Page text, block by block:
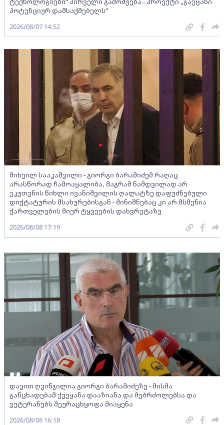
პოტენციურ დამსაქმებელს“
2026/08/07 14:52
მიხეილ სააკაშვილი - გიორგი ბარამიძემ რაღაც
არასწორად ჩამოაყალიბა, მაგრამ ნამდვილად არ
ეკუთვნის წიხლი ივანიშვილის ღალატზე დაფუძნებული
დიქტატურის მსახურებისგან - მინიშნებაც კი არ მსმენია
ქართველების მიერ ტყვეების დახვრეტაზე
2026/08/08 17:19
დავით ღვინჯილია გიორგი ბარამიძეზე - მისმა
განცხადებამ ქვეყანა დააზიანა და მებრძოლებსა და
ვეტერანებს შეურაცხყოფა მიაყენა
2026/08/08 16:18